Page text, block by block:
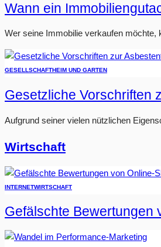
Wann ein
Wer seine Immobilie verkaufen möchte,
GESELLSCHAFTHEIM UND GARTEN
Gesetzliche Vorschriften
Aufgrund seiner vielen nützlichen
Wirtschaft
INTERNETWIRTSCHAFT
Gefälschte Bewertungen